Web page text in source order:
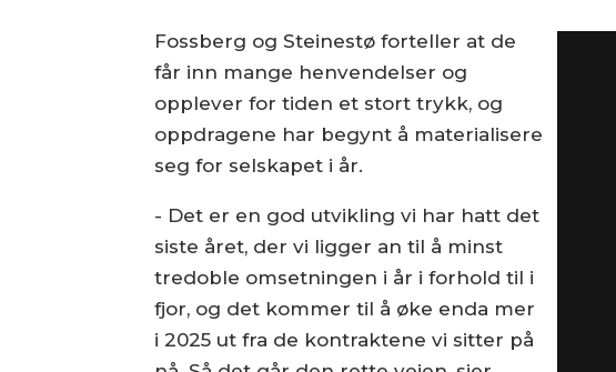
Fossberg og Steinestø forteller at de
får inn mange henvendelser og
opplever for tiden et stort trykk, og
oppdragene har begynt å materialisere
seg for selskapet i år.
- Det er en god utvikling vi har hatt det
siste året, der vi ligger an til å minst
tredoble omsetningen i år i forhold til i
fjor, og det kommer til å øke enda mer
i 2025 ut fra de kontraktene vi sitter på